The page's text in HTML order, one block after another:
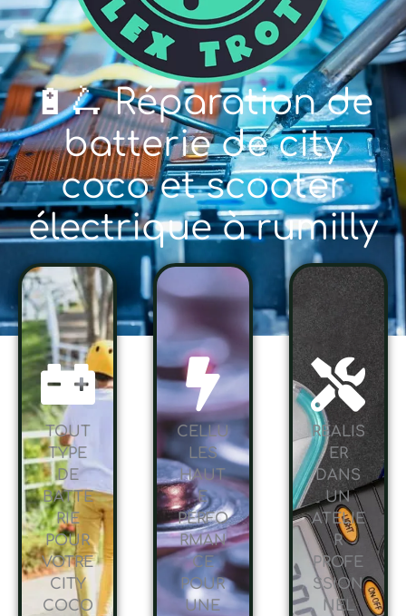
🔋🛴 Réparation de
batterie de city
coco et scooter
électrique à rumilly
TOUT
TYPE
DE
BATTE
RIE
POUR
VOTRE
CITY
COCO
CELLU
LES
HAUT
E
PERFO
RMAN
CE
POUR
UNE
RÉALIS
ER
DANS
UN
ATELIE
R
PROFE
SSION
NEL